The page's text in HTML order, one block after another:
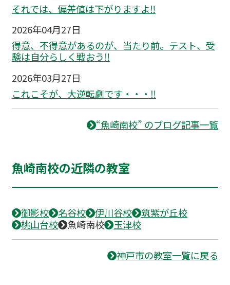
それでは、偏差値は下がりますよ‼
2026年04月27日
得意、不得意があるのが、当たり前。テスト、受
験は自分らしく戦おう‼
2026年03月27日
これこそが、大逆転劇です・・・‼
“魚崎南校” のブログ記事一覧
魚崎南校の近隣の教室
御影校 名谷校 伊川谷校
筑紫が丘校
桃山台校
魚崎南校 玉津校
神戸市の教室一覧に戻る